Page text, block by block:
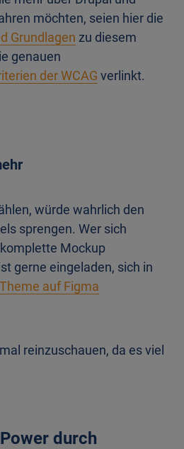
möchten, seien hier die
Grundlagen zu diesem
genauen
der WCAG verlinkt.
würde wahrlich den
sprengen. Wer sich
Mockup
gerne eingeladen, sich in
auf Figma
reinzuschauen, da es viel
durch